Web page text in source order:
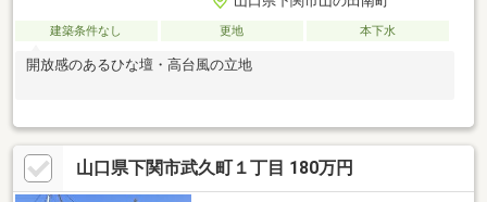
建築条件なし 更地 本下水
開放感のあるひな壇・高台風の立地
山口県下関市武久町１丁目 180万円